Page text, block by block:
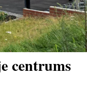
centrums